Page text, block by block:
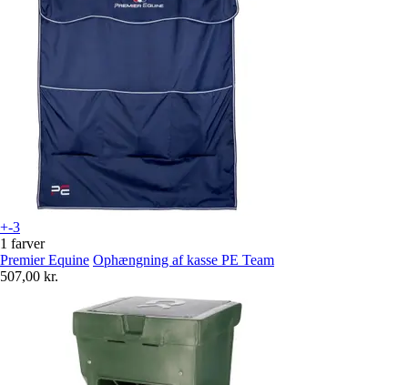
+-3
1 farver
Premier Equine Ophængning af kasse PE Team
507,00 kr.